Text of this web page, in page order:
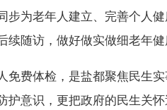
步为老年人建立、完善个人
续随访，做好做实做细老年
免费体检，是盐都聚焦民生
护意识，更把政府的民生关